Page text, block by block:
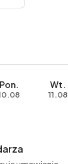
Pon. Wt.
11.08